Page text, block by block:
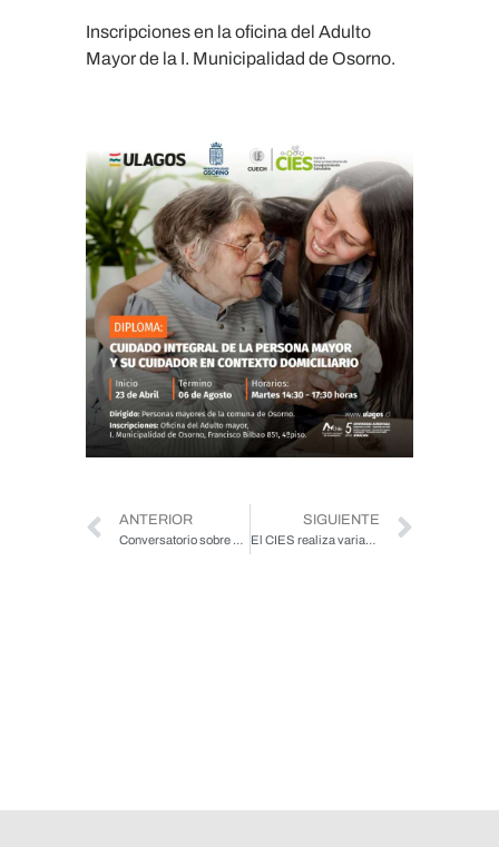
Inscripciones en la oficina del Adulto
Mayor de la I. Municipalidad de Osorno.
ANTERIOR
Conversatorio sobre Políticas Públicas
SIGUIENTE
El CIES realiza variadas actividades en el marco del Buen Trato hacia las Personas Mayores